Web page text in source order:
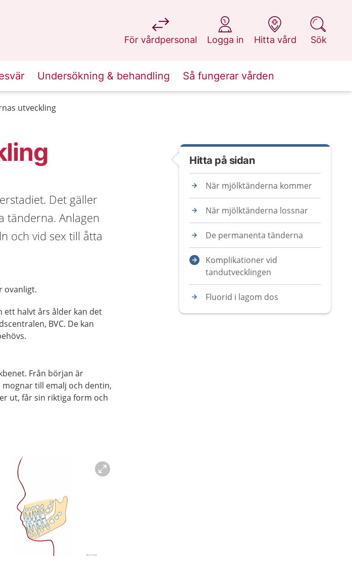
För vårdpersonal
på 1177.se
Logga in
på 1177.se
Hitta vård
på 1177.se
Sök
på 1177.se
Undersökning & behandling Så fungerar vården
utveckling
Det gäller
tänderna. Anlagen
och vid sex till åtta
ovanligt.
halvt års ålder kan det
BVC. De kan
Från början är
till emalj och dentin,
ut, får sin riktiga form och
Hitta på sidan
När mjölktänderna kommer
När mjölktänderna lossnar
De permanenta tänderna
Komplikationer vid
tandutvecklingen
Fluorid i lagom dos